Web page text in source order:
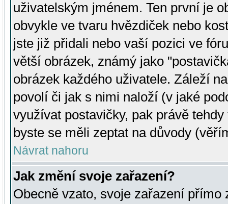
uživatelským jménem. Ten první je
obvykle ve tvaru hvězdiček nebo
jste již přidali nebo vaší pozici ve
větší obrázek, známý jako
obrázek každého uživatele. Záleží
povolí či jak s nimi naloží (v jaké
využívat postavičky, pak právě
byste se měli zeptat na důvody
Návrat nahoru
Jak změní svoje zařazení?
Obecně vzato, svoje zařazení přímo